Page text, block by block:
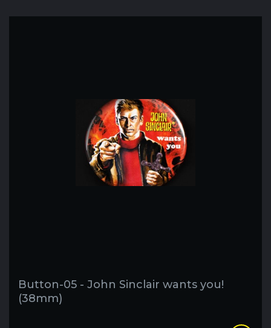
Button-05 - John Sinclair wants you!
(38mm)